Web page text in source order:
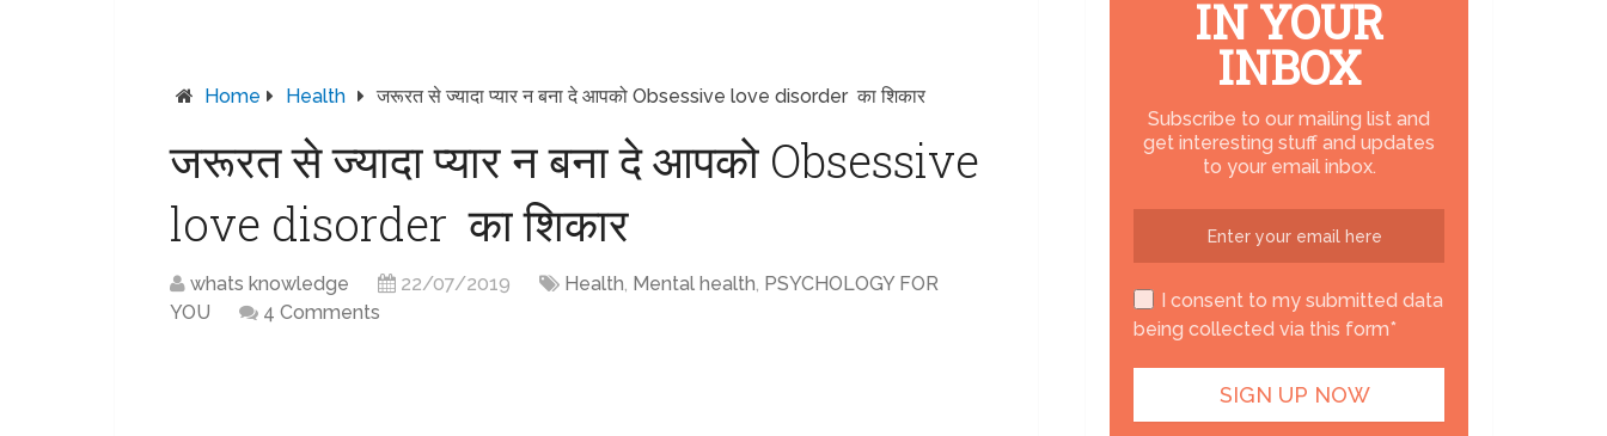
Home Health जरूरत से ज्यादा प्यार न बना दे आपको Obsessive love disorder का शिकार
जरूरत से ज्यादा प्यार न बना दे आपको Obsessive
love disorder का शिकार
whats knowledge 22/07/2019 Health, Mental health, PSYCHOLOGY FOR
YOU
4 Comments
IN YOUR
INBOX
Subscribe to our mailing list and
get interesting stuff and updates
to your email inbox.
I consent to my submitted data
being collected via this form*